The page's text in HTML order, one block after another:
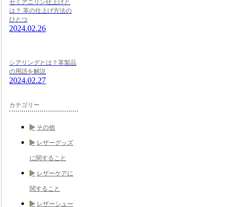
セミアニリン仕上げと
は？ 革の仕上げ方法の
ひとつ
2024.02.26
シアリングとは？革製品
の用語を解説
2024.02.27
カテゴリー
その他
レザーグッズ
に関すること
レザーケアに
関すること
レザーシュー